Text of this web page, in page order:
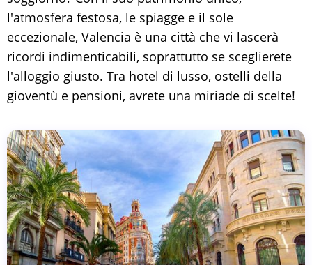
l'atmosfera festosa, le spiagge e il sole
eccezionale, Valencia è una città che vi lascerà
ricordi indimenticabili, soprattutto se sceglierete
l'alloggio giusto. Tra hotel di lusso, ostelli della
gioventù e pensioni, avrete una miriade di scelte!